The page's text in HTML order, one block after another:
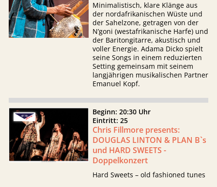
Minimalistisch, klare Klänge aus
der nordafrikanischen Wüste und
der Sahelzone, getragen von der
N’goni (westafrikanische Harfe) und
der Baritongitarre, akustisch und
voller Energie. Adama Dicko spielt
seine Songs in einem reduzierten
Setting gemeinsam mit seinem
langjährigen musikalischen Partner
Emanuel Kopf.
Beginn: 20:30 Uhr
Eintritt: 25
Chris Fillmore presents:
DOUGLAS LINTON & PLAN B`s
und HARD SWEETS -
Doppelkonzert
Hard Sweets – old fashioned tunes